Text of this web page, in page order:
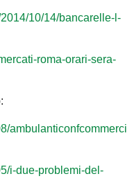
10/14/bancarelle-l-
roma-orari-sera-
ambulanticonfcommerci
i-due-problemi-del-